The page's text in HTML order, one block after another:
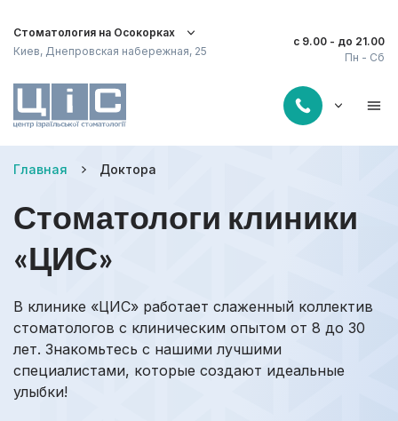
Стоматология на Осокорках
Киев, Днепровская набережная, 25
Пн - Сб
с 9.00 - до 21.00
Главная Доктора
Стоматологи клиники
«ЦИС»
В клинике «ЦИС» работает слаженный коллектив
стоматологов с клиническим опытом от 8 до 30
лет. Знакомьтесь с нашими лучшими
специалистами, которые создают идеальные
улыбки!